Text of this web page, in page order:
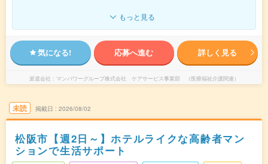
もっと見る
気になる! 応募へ進む 詳しく見る
派遣会社 マンパワーグループ株式会社 ケアサービス事業部 （医療福祉介護関連）
未読 掲載日 2026/08/02
松阪市【週2日～】ホテルライクな高齢者マン
ションで生活サポート